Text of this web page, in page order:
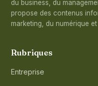
du business, du
propose des contenus
marketing, du numérique
Rubriques
Entreprise